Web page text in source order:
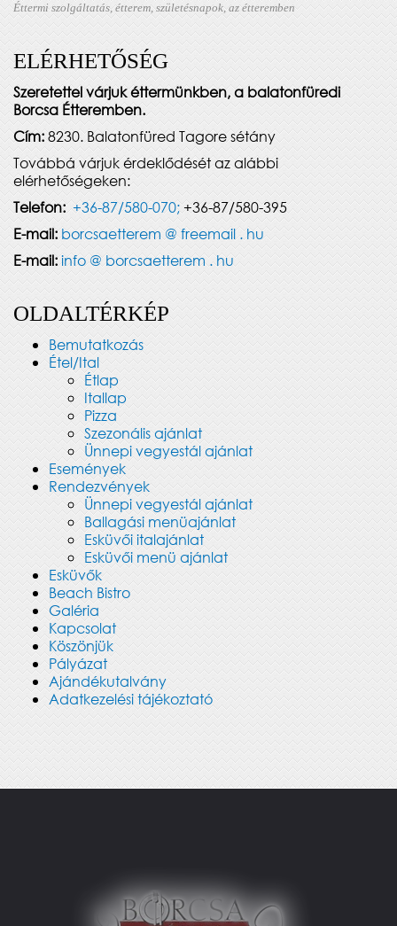
Éttermi szolgáltatás, étterem, születésnapok, az étteremben
ELÉRHETŐSÉG
Szeretettel várjuk éttermünkben, a balatonfüredi
Borcsa Étteremben.
Cím:8230. Balatonfüred Tagore sétány
Továbbá várjuk érdeklődését az alábbi
elérhetőségeken:
Telefon: +36-87/580-070;+36-87/580-395
E-mail:borcsaetterem @ freemail . hu
E-mail:info @ borcsaetterem . hu
OLDALTÉRKÉP
Bemutatkozás
Étel/Ital
Étlap
Itallap
Pizza
Szezonális ajánlat
Ünnepi vegyestál ajánlat
Események
Rendezvények
Ünnepi vegyestál ajánlat
Ballagási menüajánlat
Esküvői italajánlat
Esküvői menü ajánlat
Esküvők
Beach Bistro
Galéria
Kapcsolat
Köszönjük
Pályázat
Ajándékutalvány
Adatkezelési tájékoztató